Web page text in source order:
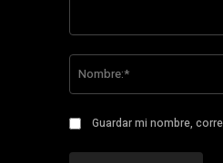
Guardar mi nombre,